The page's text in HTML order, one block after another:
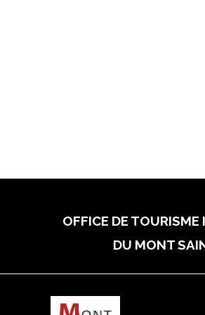
OFFICE DE
DU MONT